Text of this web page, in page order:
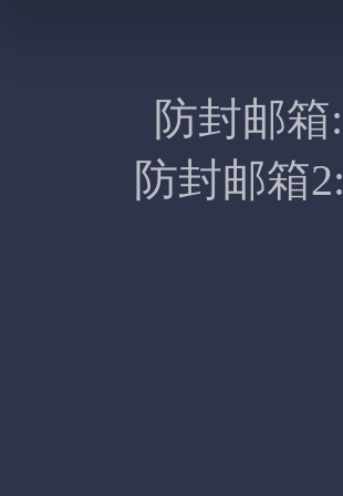
防封邮箱:
防封邮箱2: